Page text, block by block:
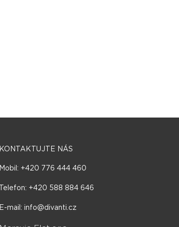
KONTAKTUJTE NÁS
Mobil: +420 776 444 460
Telefon: +420 588 884 646
E-mail: info@divanti.cz